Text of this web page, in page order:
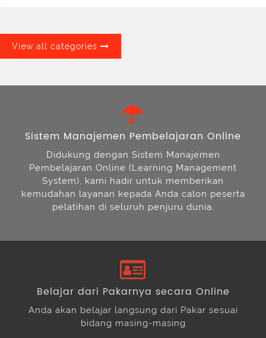
View all categories
Sistem Manajemen Pembelajaran Online
Didukung dengan Sistem Manajemen
Pembelajaran Online (Learning Management
System), kami hadir untuk memberikan
kemudahan layanan kepada Anda calon peserta
pelatihan di seluruh penjuru dunia.
Belajar dari Pakarnya secara Online
Anda akan belajar langsung dari Pakar sesuai
bidang masing-masing